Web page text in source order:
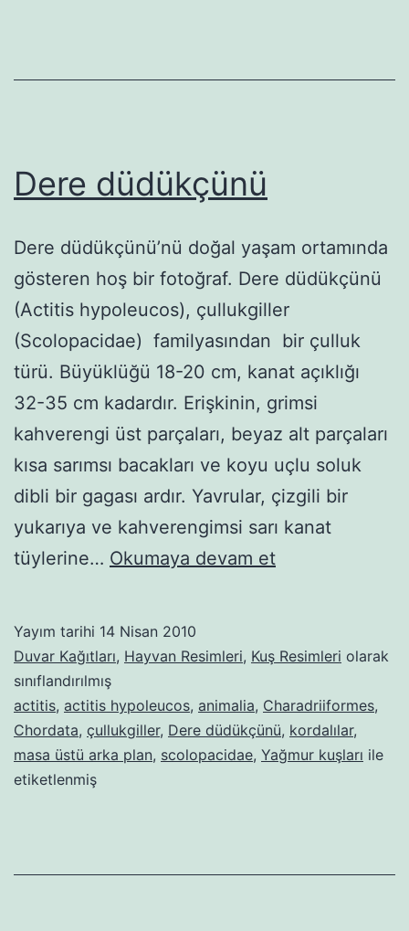
Dere düdükçünü
Dere düdükçünü’nü doğal yaşam ortamında
gösteren hoş bir fotoğraf. Dere düdükçünü
(Actitis hypoleucos), çullukgiller
(Scolopacidae) familyasından bir çulluk
türü. Büyüklüğü 18-20 cm, kanat açıklığı
32-35 cm kadardır. Erişkinin, grimsi
kahverengi üst parçaları, beyaz alt parçaları
kısa sarımsı bacakları ve koyu uçlu soluk
dibli bir gagası ardır. Yavrular, çizgili bir
yukarıya ve kahverengimsi sarı kanat
tüylerine… Okumaya devam etDere
Yayım tarihi 14 Nisan 2010
Duvar Kağıtları, Hayvan Resimleri, Kuş Resimleri olarak
sınıflandırılmış
actitis, actitis hypoleucos, animalia, Charadriiformes,
Chordata, çullukgiller, Dere düdükçünü, kordalılar,
masa üstü arka plan, scolopacidae, Yağmur kuşları ile
etiketlenmiş